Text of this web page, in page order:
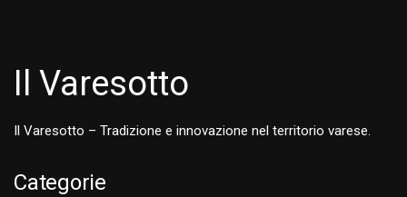
Il Varesotto
Il Varesotto – Tradizione e innovazione nel territorio varese.
Categorie